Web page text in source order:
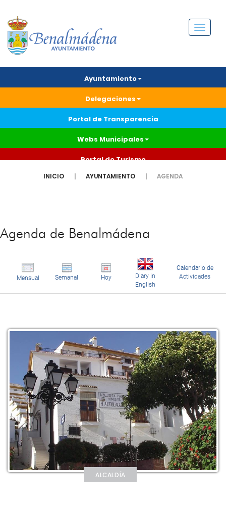
Menú
Ayuntamiento
Delegaciones
Portal de Transparencia
Webs Municipales
Portal de Turismo
INICIO AYUNTAMIENTO AGENDA
Agenda de Benalmádena
Mensual Semanal Hoy
Diary in
English
Calendario de
Actividades
ALCALDÍA